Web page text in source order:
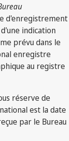
d'enregistrement
indication
prévu dans le
enregistre
au registre
réserve de
est la date
par le Bureau